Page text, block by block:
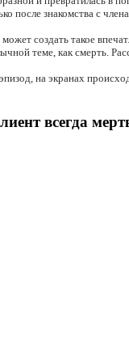
после знакомства с
создать такое
теме, как смерть.
на экранах
всегда